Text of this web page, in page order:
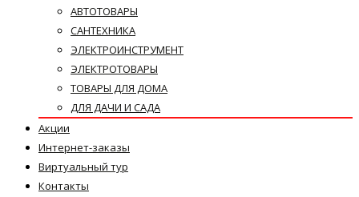
АВТОТОВАРЫ
САНТЕХНИКА
ЭЛЕКТРОИНСТРУМЕНТ
ЭЛЕКТРОТОВАРЫ
ТОВАРЫ ДЛЯ ДОМА
ДЛЯ ДАЧИ И САДА
Акции
Интернет-заказы
Виртуальный тур
Контакты